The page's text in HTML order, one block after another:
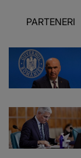
PARTENERI